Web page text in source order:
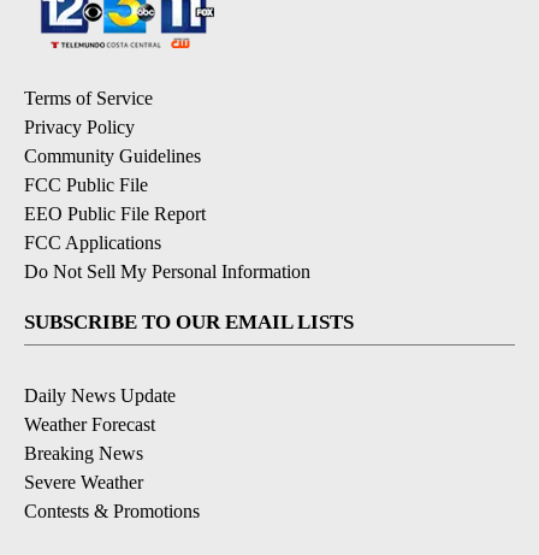
Terms of Service
Privacy Policy
Community Guidelines
FCC Public File
EEO Public File Report
FCC Applications
Do Not Sell My Personal Information
SUBSCRIBE TO OUR EMAIL LISTS
Daily News Update
Weather Forecast
Breaking News
Severe Weather
Contests & Promotions